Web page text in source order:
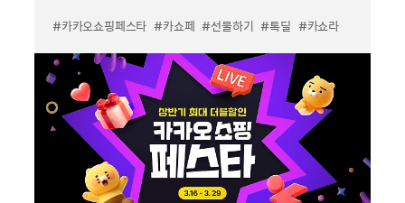
#카카오쇼핑페스타 #카쇼페 #선물하기 #톡딜 #카쇼라